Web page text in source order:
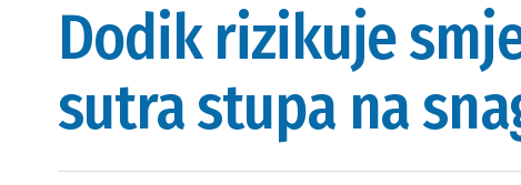
Dodik rizikuje
sutra stupa na